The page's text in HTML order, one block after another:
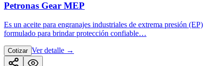
Petronas Gear MEP
Es un aceite para engranajes industriales de extrema presión (EP)
formulado para brindar protección confiable…
Cotizar Ver detalle →